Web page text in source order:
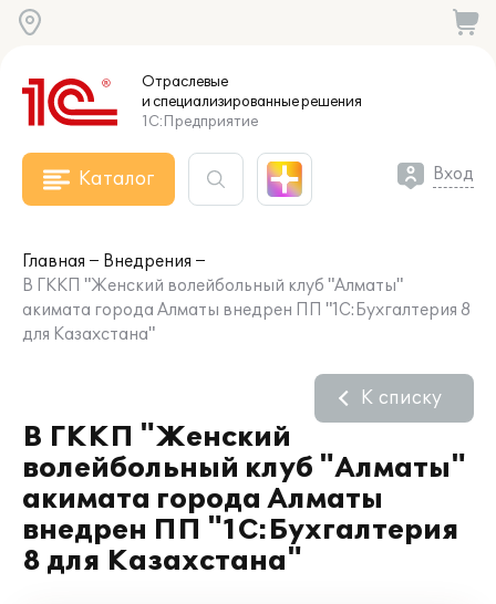
Отраслевые
и специализированныерешения
1С:Предприятие
Каталог Вход
Главная
Внедрения
В ГККП "Женский волейбольный клуб "Алматы"
акимата города Алматы внедрен ПП "1С:Бухгалтерия 8
для Казахстана"
В ГККП "Женский
волейбольный клуб "Алматы"
акимата города Алматы
внедрен ПП "1С:Бухгалтерия
8 для Казахстана"
К списку